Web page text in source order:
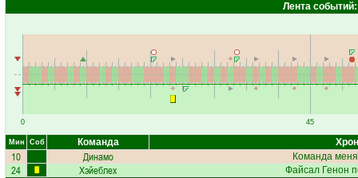
Лента событий:
0 45
Мин Соб Команда
10 Динамо Команда
24 Хэйеблех Файсал Генон